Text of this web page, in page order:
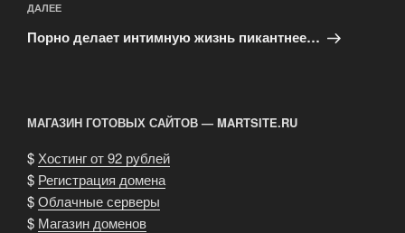
Следующая
запись
ДАЛЕЕ
Порно делает интимную жизнь пикантнее…
МАГАЗИН ГОТОВЫХ САЙТОВ — MARTSITE.RU
$ Хостинг от 92 рублей
$ Регистрация домена
$Облачные серверы
$ Магазин доменов